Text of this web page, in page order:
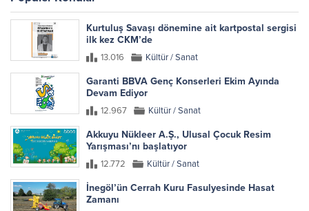
Kurtuluş Savaşı dönemine ait kartpostal sergisi
ilk kez CKM’de
13.016 Kültür / Sanat
Garanti BBVA Genç Konserleri Ekim Ayında
Devam Ediyor
12.967 Kültür / Sanat
Akkuyu Nükleer A.Ş., Ulusal Çocuk Resim
Yarışması’nı başlatıyor
12.772 Kültür / Sanat
İnegöl’ün Cerrah Kuru Fasulyesinde Hasat
Zamanı